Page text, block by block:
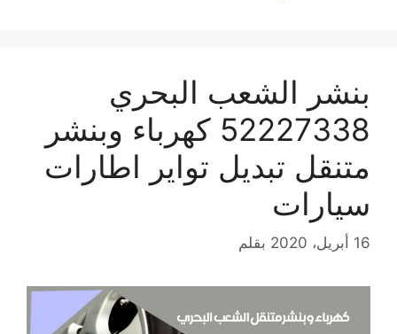
بنشر الشعب البحري
52227338 كهرباء وبنشر
متنقل تبديل تواير اطارات
سيارات
16 أبريل، 2020 بقلم